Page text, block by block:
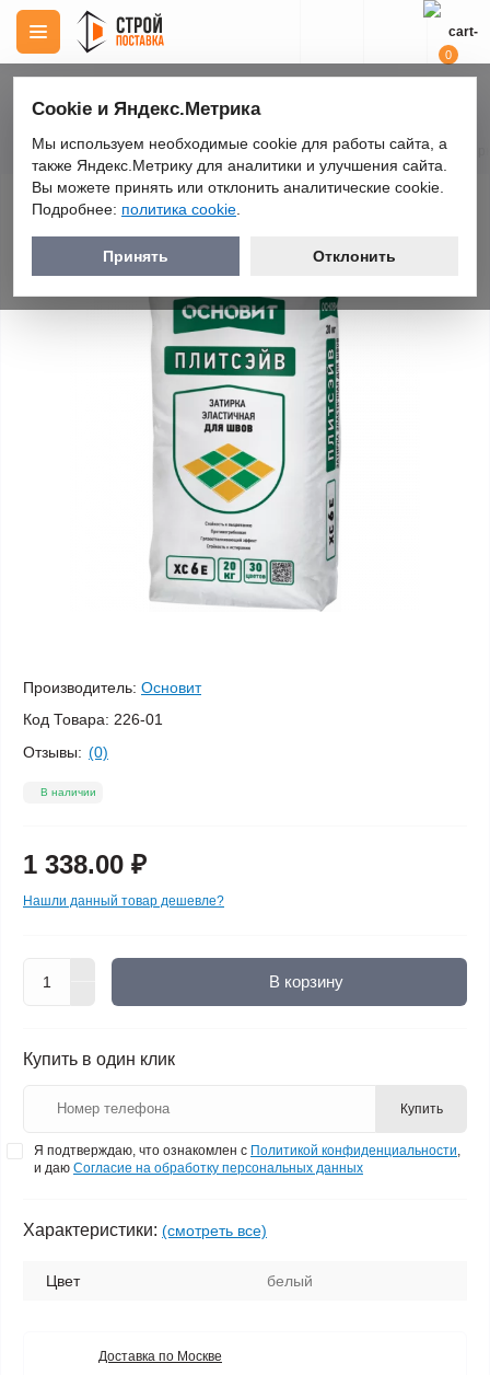
0
Строительные материалы Затирки Затирки цементные
Затирка Основит Плитсэйв XC6 E, белая
010, 20 кг
ПОПУЛЯРНЫЙ ТОВАР
Производитель: Основит
Код Товара: 226-01
Отзывы: (0)
В наличии
1 338.00 ₽
Нашли данный товар дешевле?
В корзину
Купить в один клик
Купить
Я подтверждаю, что ознакомлен с Политикой конфиденциальности
и даю Согласие на обработку персональных данных
Характеристики: (смотреть все)
Цвет белый
Доставка по Москве
Cookie и Яндекс.Метрика
Мы используем необходимые cookie для работы сайта, а
также Яндекс.Метрику для аналитики и улучшения сайта.
Вы можете принять или отклонить аналитические cookie.
Подробнее: политика cookie
Принять Отклонить